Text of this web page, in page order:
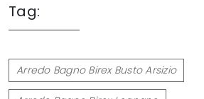
Tag:
Arredo Bagno Birex Busto Arsizio